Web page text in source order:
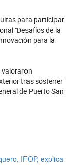
para participar
"Desafíos de la
para la
tras sostener
de Puerto San